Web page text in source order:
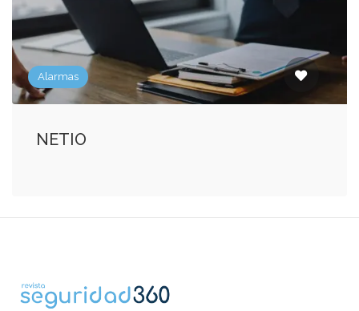
Alarmas
NETIO